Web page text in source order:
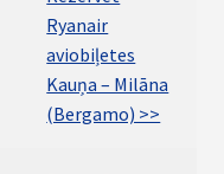
Ryanair
aviobiļetes
Kauņa – Milāna
(Bergamo) >>